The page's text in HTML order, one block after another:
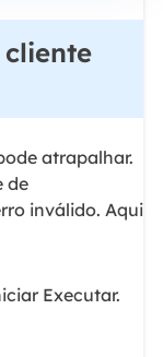
cliente
atrapalhar.
de
inválido. Aqui
Executar.